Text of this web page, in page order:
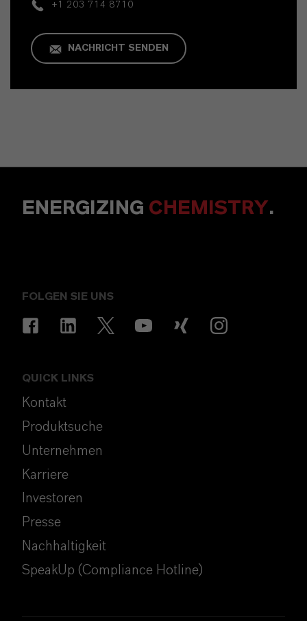
+1 203 714 8710
NACHRICHT SENDEN
ENERGIZING CHEMISTRY.
FOLGEN SIE UNS
QUICK LINKS
Kontakt
Produktsuche
Unternehmen
Karriere
Investoren
Presse
Nachhaltigkeit
SpeakUp (Compliance Hotline)